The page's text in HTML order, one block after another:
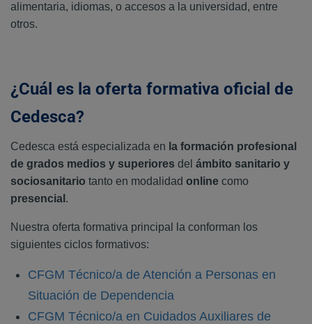
alimentaria, idiomas, o accesos a la universidad, entre
otros.
¿Cuál es la oferta formativa oficial de
Cedesca?
Cedesca está especializada en la formación profesional
de grados medios y superiores del ámbito sanitario y
sociosanitario tanto en modalidad online como
presencial .
Nuestra oferta formativa principal la conforman los
siguientes ciclos formativos:
CFGM Técnico/a de Atención a Personas en
Situación de Dependencia
CFGM Técnico/a en Cuidados Auxiliares de